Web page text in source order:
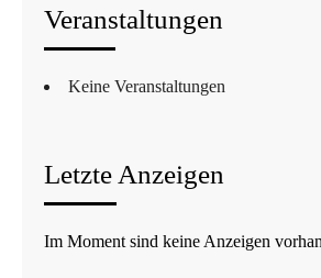
Veranstaltungen
Keine Veranstaltungen
Letzte Anzeigen
Im Moment sind keine Anzeigen